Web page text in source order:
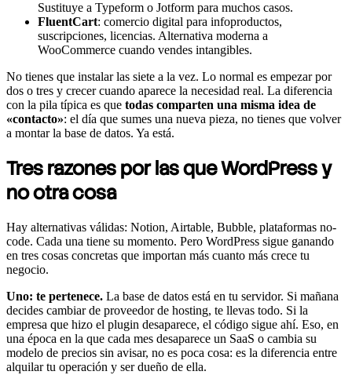
Sustituye a Typeform o Jotform para muchos casos.
FluentCart: comercio digital para infoproductos,
suscripciones, licencias. Alternativa moderna a
WooCommerce cuando vendes intangibles.
No tienes que instalar las siete a la vez. Lo normal es empezar por
dos o tres y crecer cuando aparece la necesidad real. La diferencia
con la pila típica es que todas comparten una misma idea de
«contacto»: el día que sumes una nueva pieza, no tienes que volver
a montar la base de datos. Ya está.
Tres razones por las que WordPress y
no otra cosa
Hay alternativas válidas: Notion, Airtable, Bubble, plataformas no-
code. Cada una tiene su momento. Pero WordPress sigue ganando
en tres cosas concretas que importan más cuanto más crece tu
negocio.
Uno: te pertenece. La base de datos está en tu servidor. Si mañana
decides cambiar de proveedor de hosting, te llevas todo. Si la
empresa que hizo el plugin desaparece, el código sigue ahí. Eso, en
una época en la que cada mes desaparece un SaaS o cambia su
modelo de precios sin avisar, no es poca cosa: es la diferencia entre
alquilar tu operación y ser dueño de ella.